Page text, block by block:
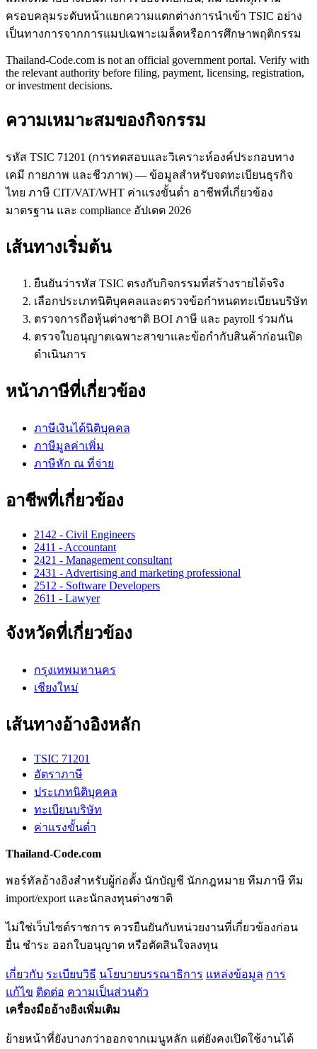
ครอบคลุมระดับหน้าแยกความแตกต่างการนำเข้า TSIC อย่าง
เป็นทางการจากการแมปเฉพาะเมล็ดหรือการศึกษาพฤติกรรม
Thailand-Code.com is not an official government portal. Verify with
the relevant authority before filing, payment, licensing, registration,
or investment decisions.
ความเหมาะสมของกิจกรรม
รหัส TSIC 71201 (การทดสอบและวิเคราะห์องค์ประกอบทาง
เคมี กายภาพ และชีวภาพ) — ข้อมูลสำหรับจดทะเบียนธุรกิจ
ไทย ภาษี CIT/VAT/WHT ค่าแรงขั้นต่ำ อาชีพที่เกี่ยวข้อง
มาตรฐาน และ compliance อัปเดต 2026
เส้นทางเริ่มต้น
ยืนยันว่ารหัส TSIC ตรงกับกิจกรรมที่สร้างรายได้จริง
เลือกประเภทนิติบุคคลและตรวจข้อกำหนดทะเบียนบริษัท
ตรวจการถือหุ้นต่างชาติ BOI ภาษี และ payroll ร่วมกัน
ตรวจใบอนุญาตเฉพาะสาขาและข้อกำกับสินค้าก่อนเปิด
ดำเนินการ
หน้าภาษีที่เกี่ยวข้อง
ภาษีเงินได้นิติบุคคล
ภาษีมูลค่าเพิ่ม
ภาษีหัก ณ ที่จ่าย
อาชีพที่เกี่ยวข้อง
2142 - Civil Engineers
2411 - Accountant
2421 - Management consultant
2431 - Advertising and marketing professional
2512 - Software Developers
2611 - Lawyer
จังหวัดที่เกี่ยวข้อง
กรุงเทพมหานคร
เชียงใหม่
เส้นทางอ้างอิงหลัก
TSIC 71201
อัตราภาษี
ประเภทนิติบุคคล
ทะเบียนบริษัท
ค่าแรงขั้นต่ำ
Thailand-Code.com
พอร์ทัลอ้างอิงสำหรับผู้ก่อตั้ง นักบัญชี นักกฎหมาย ทีมภาษี ทีม
import/export และนักลงทุนต่างชาติ
ไม่ใช่เว็บไซต์ราชการ ควรยืนยันกับหน่วยงานที่เกี่ยวข้องก่อน
ยื่น ชำระ ออกใบอนุญาต หรือตัดสินใจลงทุน
เกี่ยวกับ ระเบียบวิธี นโยบายบรรณาธิการ แหล่งข้อมูล การ
แก้ไข ติดต่อ ความเป็นส่วนตัว
เครื่องมืออ้างอิงเพิ่มเติม
ย้ายหน้าที่ยังบางกว่าออกจากเมนูหลัก แต่ยังคงเปิดใช้งานได้